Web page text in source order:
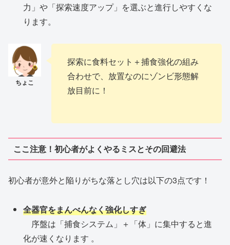
力」や「探索速度アップ」を選ぶと進行しやすくな
ります。
探索に食料セット＋捕食強化の組み
合わせで、放置なのにゾンビ形態解
放目前に！
ここ注意！初心者がよくやるミスとその回避法
初心者が意外と陥りがちな落とし穴は以下の3点です！
全器官をまんべんなく強化しすぎ
序盤は「捕食システム」＋「体」に集中すると進
化が速くなります 。